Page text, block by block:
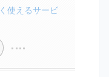
使えるサービ